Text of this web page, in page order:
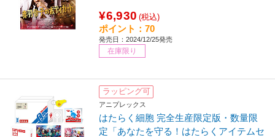
¥6,930 (税込)
ポイント：70
発売日：2024/12/25発売
在庫限り
ラッピング可
アニプレックス
はたらく細胞 完全生産限定版・数量限
定「あなたを守る！はたらくアイテムセ